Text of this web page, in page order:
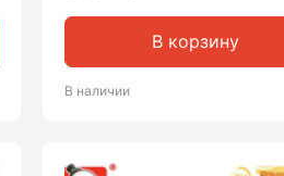
В корзину
В наличии